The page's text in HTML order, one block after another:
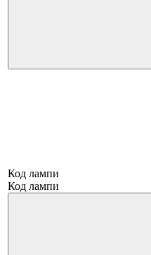
Код лампи
Код лампи